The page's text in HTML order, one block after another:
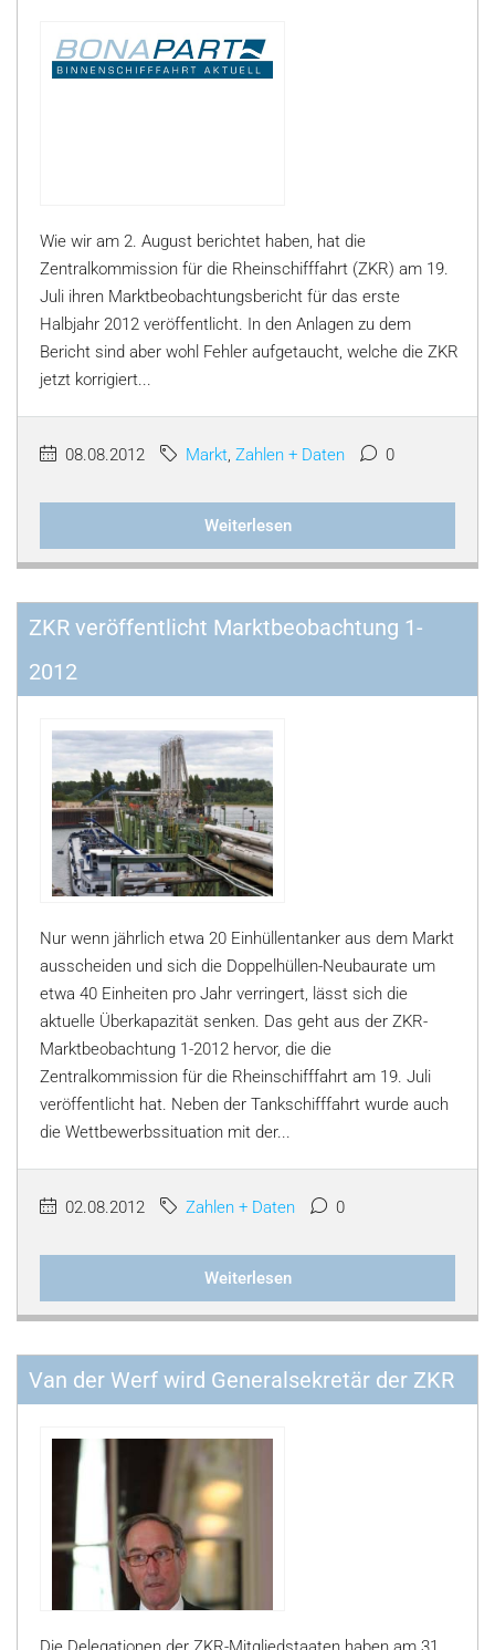
Wie wir am 2. August berichtet haben, hat die
Zentralkommission für die Rheinschifffahrt (ZKR) am 19.
Juli ihren Marktbeobachtungsbericht für das erste
Halbjahr 2012 veröffentlicht. In den Anlagen zu dem
Bericht sind aber wohl Fehler aufgetaucht, welche die ZKR
jetzt korrigiert...
08.08.2012 Markt, Zahlen + Daten 0
Weiterlesen
ZKR veröffentlicht Marktbeobachtung 1-
2012
Nur wenn jährlich etwa 20 Einhüllentanker aus dem Markt
ausscheiden und sich die Doppelhüllen-Neubaurate um
etwa 40 Einheiten pro Jahr verringert, lässt sich die
aktuelle Überkapazität senken. Das geht aus der ZKR-
Marktbeobachtung 1-2012 hervor, die die
Zentralkommission für die Rheinschifffahrt am 19. Juli
veröffentlicht hat. Neben der Tankschifffahrt wurde auch
die Wettbewerbssituation mit der...
02.08.2012 Zahlen + Daten 0
Weiterlesen
Van der Werf wird Generalsekretär der ZKR